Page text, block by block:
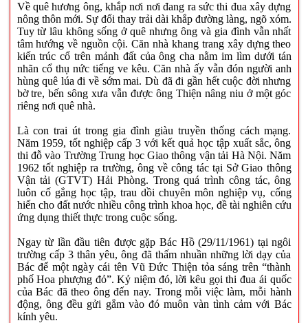
Về quê hương ông, khắp nơi nơi đang ra sức thi đua xây dựng
nông thôn mới. Sự đổi thay trải dài khắp đường làng, ngõ xóm.
Tuy từ lâu không sống ở quê nhưng ông và gia đình vẫn nhất
tâm hướng về nguồn cội. Căn nhà khang trang xây dựng theo
kiến trúc cổ trên mảnh đất của ông cha nằm im lìm dưới tán
nhãn cổ thụ nức tiếng ve kêu. Căn nhà ấy vẫn đón người anh
hùng quê lúa đi về sớm mai. Dù đã đi gần hết cuộc đời nhưng
bờ tre, bến sông xưa vẫn được ông Thiện nâng niu ở một góc
riêng nơi quê nhà.
Là con trai út trong gia đình giàu truyền thống cách mạng.
Năm 1959, tốt nghiệp cấp 3 với kết quả học tập xuất sắc, ông
thi đỗ vào Trường Trung học Giao thông vận tải Hà Nội. Năm
1962 tốt nghiệp ra trường, ông về công tác tại Sở Giao thông
Vận tải (GTVT) Hải Phòng. Trong quá trình công tác, ông
luôn cố gắng học tập, trau dồi chuyên môn nghiệp vụ, cống
hiến cho đất nước nhiều công trình khoa học, đề tài nghiên cứu
ứng dụng thiết thực trong cuộc sống.
Ngay từ lần đầu tiên được gặp Bác Hồ (29/11/1961) tại ngôi
trường cấp 3 thân yêu, ông đã thấm nhuần những lời dạy của
Bác để một ngày cái tên Vũ Đức Thiện tỏa sáng trên “thành
phố Hoa phượng đỏ”. Kỷ niệm đó, lời kêu gọi thi đua ái quốc
của Bác đã theo ông đến nay. Trong mỗi việc làm, mỗi hành
động, ông đều gửi gắm vào đó muôn vàn tình cảm với Bác
kính yêu.